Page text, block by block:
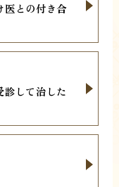
医との付き合
診して治した